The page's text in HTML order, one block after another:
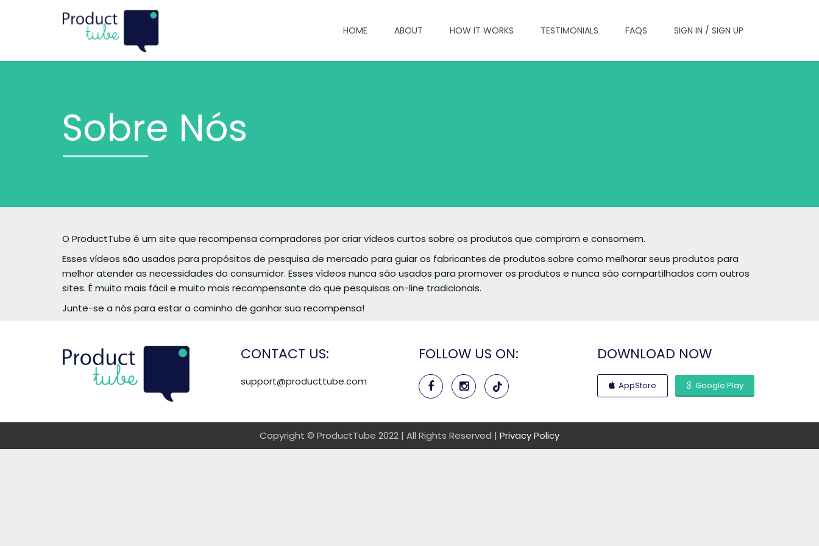
HOME ABOUT HOW IT WORKS TESTIMONIALS FAQS SIGN IN / SIGN UP
Sobre Nós
O ProductTube é um site que recompensa compradores por criar vídeos curtos sobre os produtos que compram e consomem.
Esses vídeos são usados para propósitos de pesquisa de mercado para guiar os fabricantes de produtos sobre como melhorar seus produtos para
melhor atender as necessidades do consumidor. Esses vídeos nunca são usados para promover os produtos e nunca são compartilhados com outros
sites. É muito mais fácil e muito mais recompensante do que pesquisas on-line tradicionais.
Junte-se a nós para estar a caminho de ganhar sua recompensa!
CONTACT US:
support@producttube.com
FOLLOW US ON: DOWNLOAD NOW
AppStore Google Play
Copyright © ProductTube 2022 | All Rights Reserved | Privacy Policy